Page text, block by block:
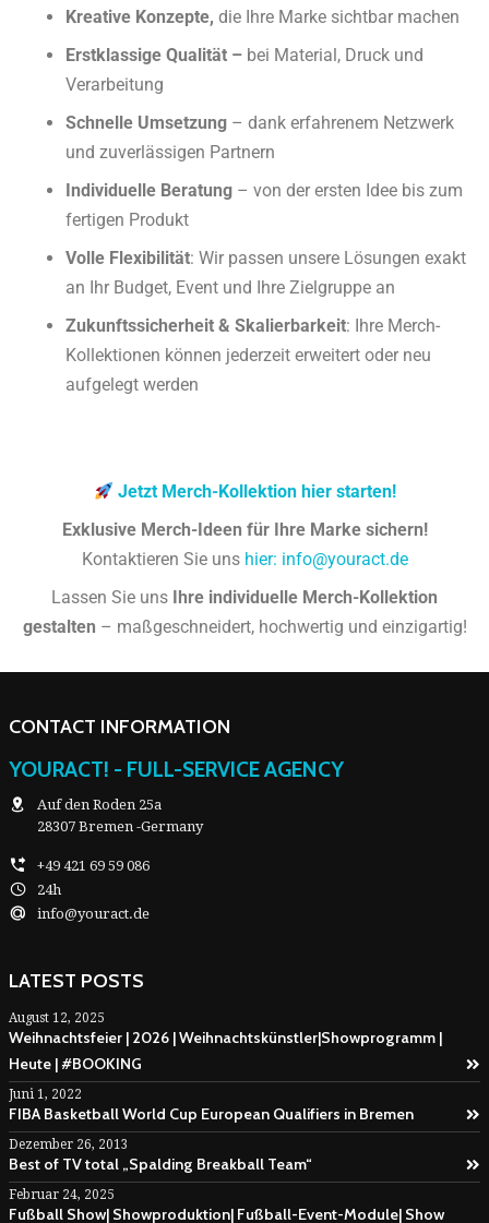
Kreative Konzepte, die Ihre Marke sichtbar machen
Erstklassige Qualität – bei Material, Druck und
Verarbeitung
Schnelle Umsetzung – dank erfahrenem Netzwerk
und zuverlässigen Partnern
Individuelle Beratung – von der ersten Idee bis zum
fertigen Produkt
Volle Flexibilität: Wir passen unsere Lösungen exakt
an Ihr Budget, Event und Ihre Zielgruppe an
Zukunftssicherheit & Skalierbarkeit: Ihre Merch-
Kollektionen können jederzeit erweitert oder neu
aufgelegt werden
Jetzt Merch-Kollektion hier starten!
Exklusive Merch-Ideen für Ihre Marke sichern!
Kontaktieren Sie uns hier: info@youract.de
Lassen Sie uns Ihre individuelle Merch-Kollektion
gestalten – maßgeschneidert, hochwertig und einzigartig!
CONTACT INFORMATION
YOURACT! - FULL-SERVICE AGENCY
Auf den Roden 25a
28307 Bremen -Germany
+49 421 69 59 086
24h
info@youract.de
LATEST POSTS
August 12, 2025
Weihnachtsfeier | 2026 | Weihnachtskünstler|Showprogramm |
Heute | #BOOKING
Juni 1, 2022
FIBA Basketball World Cup European Qualifiers in Bremen
Dezember 26, 2013
Best of TV total „Spalding Breakball Team“
Februar 24, 2025
Fußball Show| Showproduktion| Fußball-Event-Module| Show